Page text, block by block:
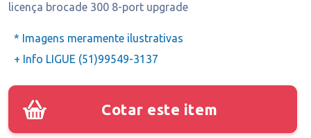
licença brocade 300 8-port upgrade
* Imagens meramente ilustrativas
+ Info LIGUE (51)99549-3137
Cotar este item